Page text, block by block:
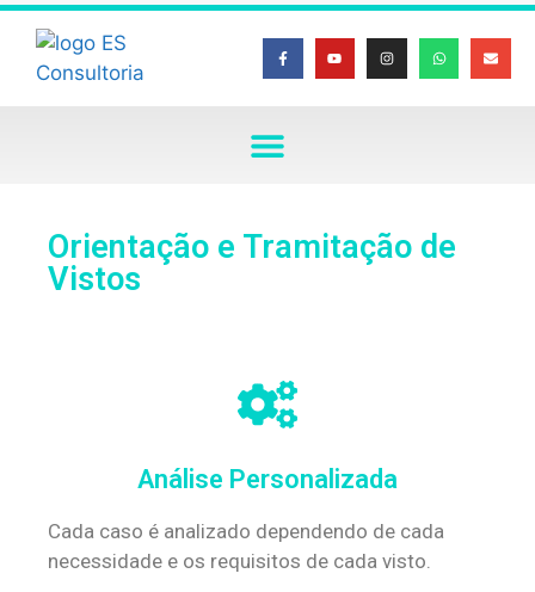
Orientação e Tramitação de
Vistos
Análise Personalizada
Cada caso é analizado dependendo de cada
necessidade e os requisitos de cada visto.